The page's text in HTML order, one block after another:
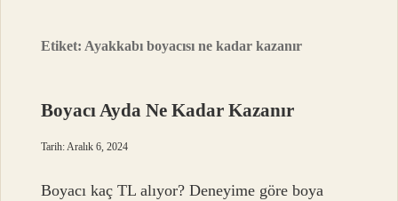
Etiket: Ayakkabı boyacısı ne kadar kazanır
Boyacı Ayda Ne Kadar Kazanır
Tarih: Aralık 6, 2024
Boyacı kaç TL alıyor? Deneyime göre boya